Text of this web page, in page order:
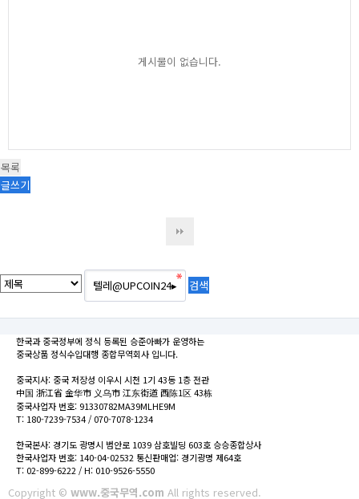
게시물이 없습니다.
목록
글쓰기
한국과 중국정부에 정식 등록된 승준아빠가 운영하는
중국상품 정식수입대행 종합무역회사 입니다.
중국지사: 중국 저장성 이우시 시천 1기 43동 1층 전관
中国 浙江省 金华市 义乌市 江东街道 西陈1区 43栋
중국사업자 번호: 91330782MA39MLHE9M
T: 180-7239-7534 / 070-7078-1234
한국본사: 경기도 광명시 범안로 1039 삼호빌딩 603호 승승종합상사
한국사업자 번호: 140-04-02532 통신판매업: 경기광명 제64호
T: 02-899-6222 / H: 010-9526-5550
Copyright © www.중국무역.com All rights reserved.